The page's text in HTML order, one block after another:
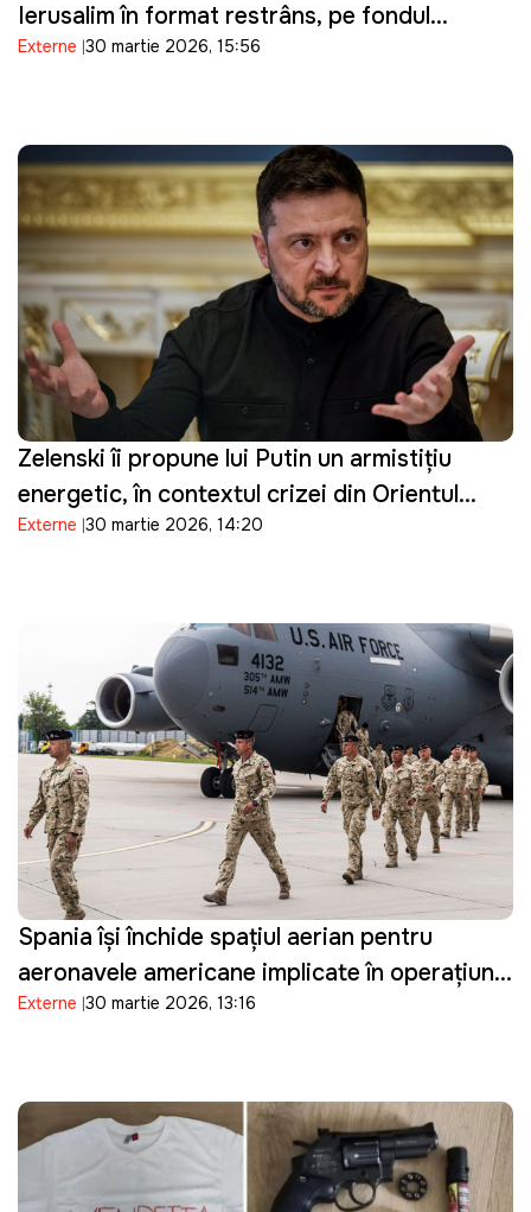
Ierusalim în format restrâns, pe fondul
tensiunilor de securitate
Externe 30 martie 2026, 15:56
Zelenski îi propune lui Putin un armistițiu
energetic, în contextul crizei din Orientul
Mijlociu: "Suntem pregătiți"
Externe 30 martie 2026, 14:20
Spania își închide spațiul aerian pentru
aeronavele americane implicate în operațiuni
militare împotriva Iranului și restricționează
Externe 30 martie 2026, 13:16